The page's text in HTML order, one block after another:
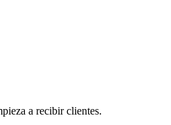
a recibir clientes.